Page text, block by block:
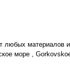
любых
море ,